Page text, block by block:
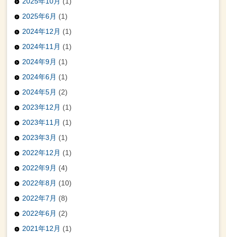
2025年6月 (1)
2024年12月 (1)
2024年11月 (1)
2024年9月 (1)
2024年6月 (1)
2024年5月 (2)
2023年12月 (1)
2023年11月 (1)
2023年3月 (1)
2022年12月 (1)
2022年9月 (4)
2022年8月 (10)
2022年7月 (8)
2022年6月 (2)
2021年12月 (1)